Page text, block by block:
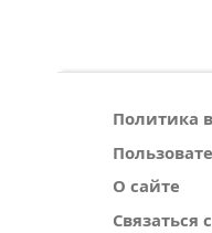
Политика
О сайте
Связаться